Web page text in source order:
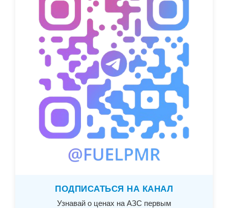
ПОДПИСАТЬСЯ НА КАНАЛ
Узнавай о ценах на АЗС первым